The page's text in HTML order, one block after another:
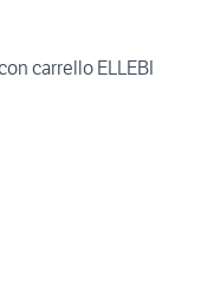
carrello ELLEBI